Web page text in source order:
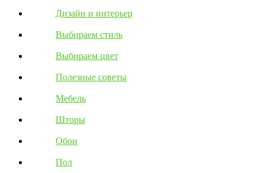
Дизайн и интерьер
Выбираем стиль
Выбираем цвет
Полезные советы
Мебель
Шторы
Обои
Пол